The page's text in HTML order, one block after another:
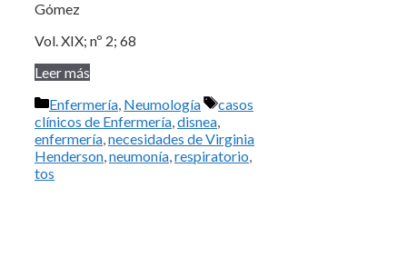
Gómez
Vol. XIX; nº 2; 68
Leer más
Categorías
Enfermería, Neumología Etiquetas
casos
clínicos de Enfermería,disnea,
enfermería,necesidades de Virginia
Henderson,neumonía,respiratorio,
tos